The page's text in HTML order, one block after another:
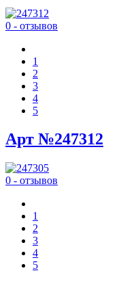
0 - отзывов
1
2
3
4
5
Арт №247312
0 - отзывов
1
2
3
4
5